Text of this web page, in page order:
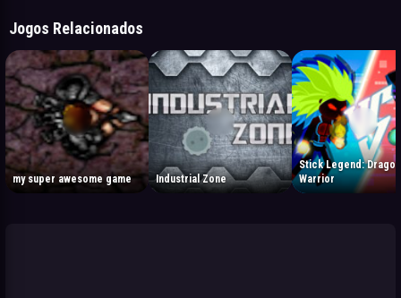
Jogos Relacionados
my super awesome game Industrial Zone
Stick Legend: Dragon
Warrior